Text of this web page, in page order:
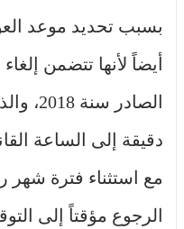
بسبب تحديد موعد
دقيقة إلى الساعة
مع استثناء فترة شهر
الرجوع مؤقتاً إلى